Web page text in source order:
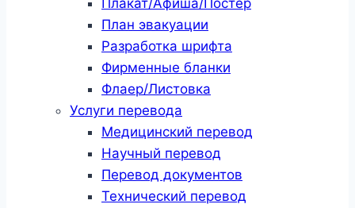
План эвакуации
Разработка шрифта
Фирменные бланки
Флаер/Листовка
Услуги перевода
Медицинский перевод
Научный перевод
Перевод документов
Технический перевод